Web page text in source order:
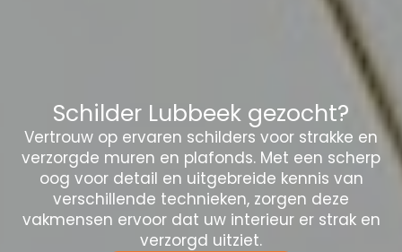
Schilder Lubbeek gezocht?
Vertrouw op ervaren schilders voor strakke en
verzorgde muren en plafonds. Met een scherp
oog voor detail en uitgebreide kennis van
verschillende technieken, zorgen deze
vakmensen ervoor dat uw interieur er strak en
verzorgd uitziet.